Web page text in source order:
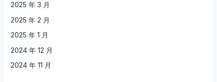
2025 年 3 月
2025 年 2 月
2025 年 1 月
2024 年 12 月
2024 年 11 月